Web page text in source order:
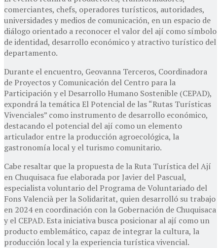
comerciantes, chefs, operadores turísticos, autoridades,
universidades y medios de comunicación, en un espacio de
diálogo orientado a reconocer el valor del ají como símbolo
de identidad, desarrollo económico y atractivo turístico del
departamento.
Durante el encuentro, Geovanna Terceros, Coordinadora
de Proyectos y Comunicación del Centro para la
Participación y el Desarrollo Humano Sostenible (CEPAD),
expondrá la temática El Potencial de las “Rutas Turísticas
Vivenciales” como instrumento de desarrollo económico,
destacando el potencial del ají como un elemento
articulador entre la producción agroecológica, la
gastronomía local y el turismo comunitario.
Cabe resaltar que la propuesta de la Ruta Turística del Ají
en Chuquisaca fue elaborada por Javier del Pascual,
especialista voluntario del Programa de Voluntariado del
Fons Valencià per la Solidaritat, quien desarrolló su trabajo
en 2024 en coordinación con la Gobernación de Chuquisaca
y el CEPAD. Esta iniciativa busca posicionar al ají como un
producto emblemático, capaz de integrar la cultura, la
producción local y la experiencia turística vivencial.